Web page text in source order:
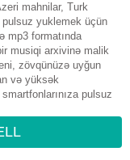
mahnilar, Turk
yuklemek üçün
mp3 formatında
musiqi arxivinə malik
zövqünüzə uyğun
və yüksək
pulsuz